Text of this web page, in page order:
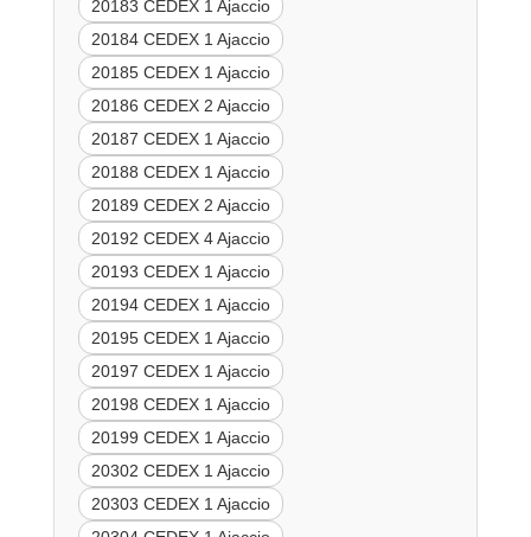
20183 CEDEX 1 Ajaccio
20184 CEDEX 1 Ajaccio
20185 CEDEX 1 Ajaccio
20186 CEDEX 2 Ajaccio
20187 CEDEX 1 Ajaccio
20188 CEDEX 1 Ajaccio
20189 CEDEX 2 Ajaccio
20192 CEDEX 4 Ajaccio
20193 CEDEX 1 Ajaccio
20194 CEDEX 1 Ajaccio
20195 CEDEX 1 Ajaccio
20197 CEDEX 1 Ajaccio
20198 CEDEX 1 Ajaccio
20199 CEDEX 1 Ajaccio
20302 CEDEX 1 Ajaccio
20303 CEDEX 1 Ajaccio